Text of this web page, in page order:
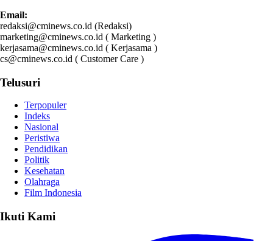
Email:
redaksi@cminews.co.id (Redaksi)
marketing@cminews.co.id ( Marketing )
kerjasama@cminews.co.id ( Kerjasama )
cs@cminews.co.id ( Customer Care )
Telusuri
Terpopuler
Indeks
Nasional
Peristiwa
Pendidikan
Politik
Kesehatan
Olahraga
Film Indonesia
Ikuti Kami